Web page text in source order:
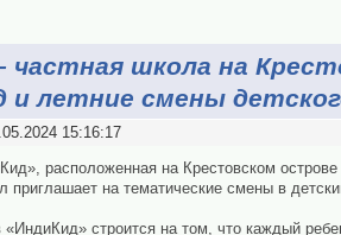
частная школа на
и летние смены
15:16:17
расположенная на Крестовском
приглашает на тематические смены в
«ИндиКид» строится на том, что каждый